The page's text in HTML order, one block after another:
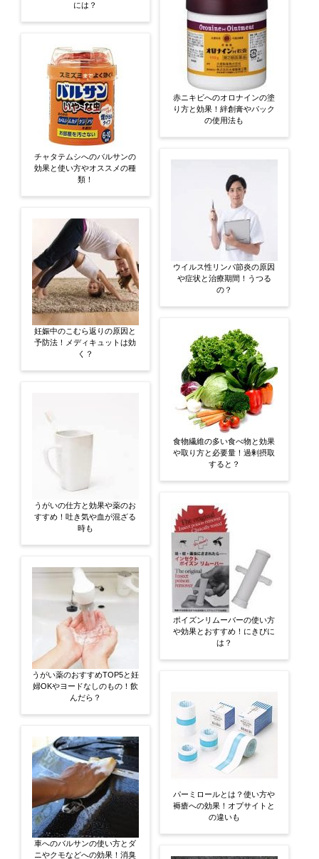
には？
チャタテムシへのバルサンの
効果と使い方やオススメの種
類！
妊娠中のこむら返りの原因と
予防法！メディキュットは効
く？
うがいの仕方と効果や薬のお
すすめ！吐き気や血が混ざる
時も
うがい薬のおすすめTOP5と妊
婦OKやヨードなしのもの！飲
んだら？
車へのバルサンの使い方とダ
ニやクモなどへの効果！消臭
赤ニキビへのオロナインの塗
り方と効果！絆創膏やパック
の使用法も
ウイルス性リンパ節炎の原因
や症状と治療期間！うつる
の？
食物繊維の多い食べ物と効果
や取り方と必要量！過剰摂取
すると？
ポイズンリムーバーの使い方
や効果とおすすめ！にきびに
は？
パーミロールとは？使い方や
褥瘡への効果！オプサイトと
の違いも